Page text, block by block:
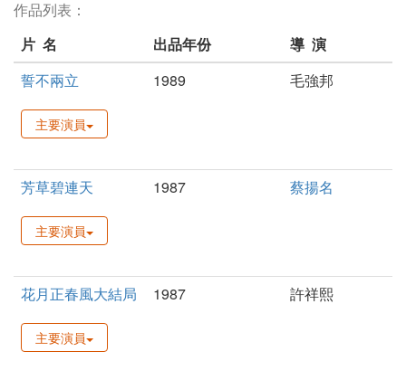
作品列表：
片 名
出品年份
導 演
誓不兩立
1989 毛強邦
主要演員
芳草碧連天 1987 蔡揚名
主要演員
花月正春風大結局 1987 許祥熙
主要演員